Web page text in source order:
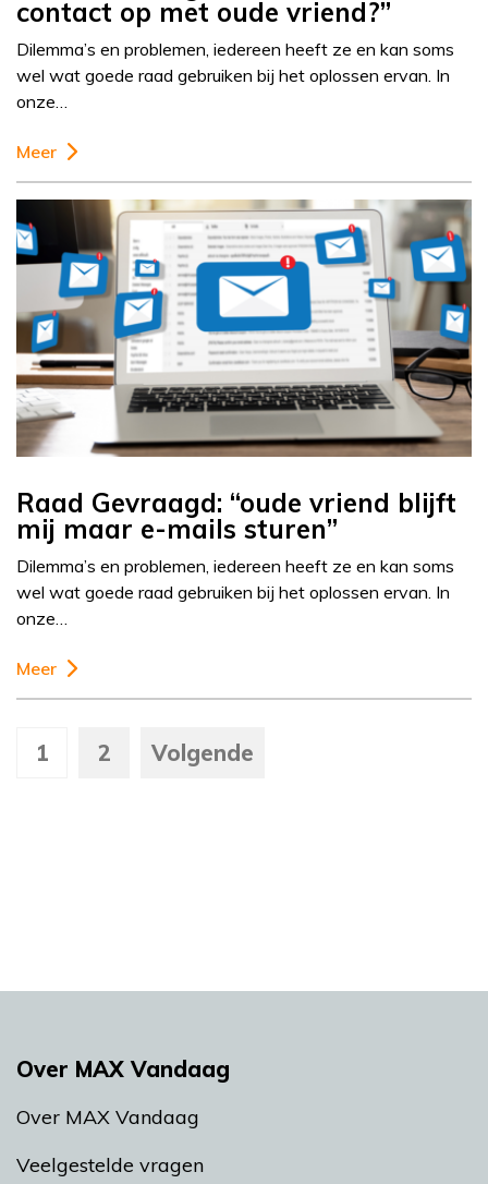
contact op met oude vriend?”
Dilemma’s en problemen, iedereen heeft ze en kan soms
wel wat goede raad gebruiken bij het oplossen ervan. In
onze…
Meer
Raad Gevraagd: “oude vriend blijft
mij maar e-mails sturen”
Dilemma’s en problemen, iedereen heeft ze en kan soms
wel wat goede raad gebruiken bij het oplossen ervan. In
onze…
Meer
1 2 Volgende
Over MAX Vandaag
Over MAX Vandaag
Veelgestelde vragen